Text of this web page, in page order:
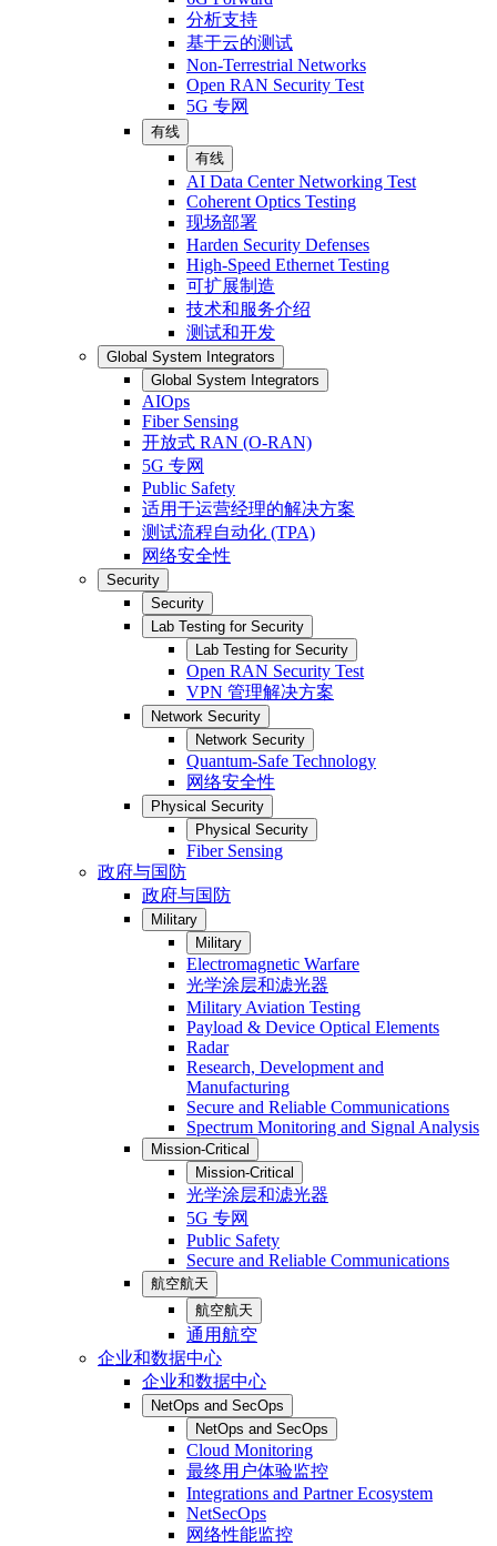
分析支持
基于云的测试
Non-Terrestrial Networks
Open RAN Security Test
5G 专网
有线
有线
AI Data Center Networking Test
Coherent Optics Testing
现场部署
Harden Security Defenses
High-Speed Ethernet Testing
可扩展制造
技术和服务介绍
测试和开发
Global System Integrators
Global System Integrators
AIOps
Fiber Sensing
开放式 RAN (O-RAN)
5G 专网
Public Safety
适用于运营经理的解决方案
测试流程自动化 (TPA)
网络安全性
Security
Security
Lab Testing for Security
Lab Testing for Security
Open RAN Security Test
VPN 管理解决方案
Network Security
Network Security
Quantum-Safe Technology
网络安全性
Physical Security
Physical Security
Fiber Sensing
政府与国防
政府与国防
Military
Military
Electromagnetic Warfare
光学涂层和滤光器
Military Aviation Testing
Payload & Device Optical Elements
Radar
Research, Development and
Manufacturing
Secure and Reliable Communications
Spectrum Monitoring and Signal Analysis
Mission-Critical
Mission-Critical
光学涂层和滤光器
5G 专网
Public Safety
Secure and Reliable Communications
航空航天
航空航天
通用航空
企业和数据中心
企业和数据中心
NetOps and SecOps
NetOps and SecOps
Cloud Monitoring
最终用户体验监控
Integrations and Partner Ecosystem
NetSecOps
网络性能监控